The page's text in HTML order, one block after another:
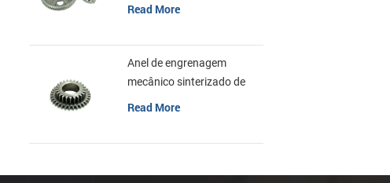
Read More
Anel de engrenagem
mecânico sinterizado de
aço inoxidável da
Read More